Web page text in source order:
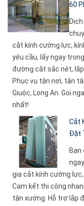
60
cắt kính cường lực,
yêu cầu, lấy ngay
đường cắt sắc nét,
Phục vụ tận nơi, tận
Giuộc, Long An. Gọi
nhất!
Cắt
Đặt
Bạn
gia cắt kính cường
Cam kết thi công
tận xưởng. Hỗ trợ lắp